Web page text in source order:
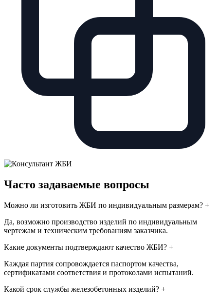
Часто задаваемые вопросы
Можно ли изготовить ЖБИ по индивидуальным размерам? +
Да, возможно производство изделий по индивидуальным
чертежам и техническим требованиям заказчика.
Какие документы подтверждают качество ЖБИ? +
Каждая партия сопровождается паспортом качества,
сертификатами соответствия и протоколами испытаний.
Какой срок службы железобетонных изделий? +